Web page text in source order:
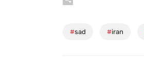
#sad #iran